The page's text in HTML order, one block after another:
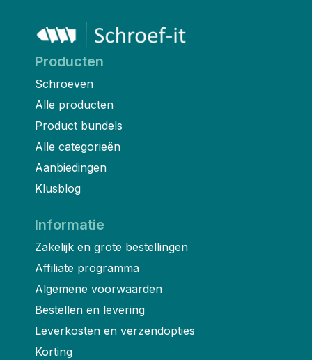
Producten
Schroeven
Alle producten
Product bundels
Alle categorieën
Aanbiedingen
Klusblog
Informatie
Zakelijk en grote bestellingen
Affiliate programma
Algemene voorwaarden
Bestellen en levering
Leverkosten en verzendopties
Korting